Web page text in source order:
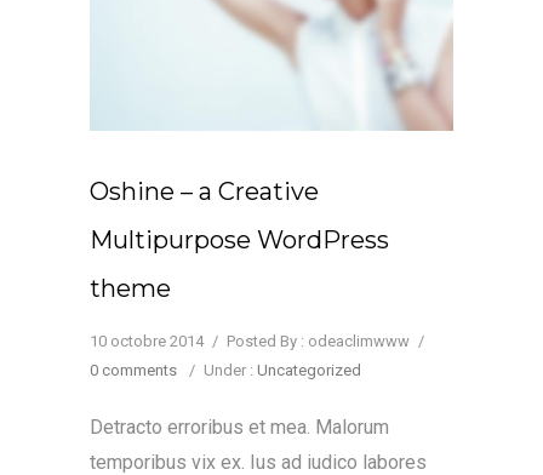
Oshine – a Creative
Multipurpose WordPress
theme
10 octobre 2014 / Posted By : odeaclimwww /
0 comments
/ Under : Uncategorized
Detracto erroribus et mea. Malorum
temporibus vix ex. Ius ad iudico labores